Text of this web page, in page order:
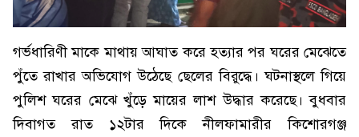
গর্ভধারিণী মাকে মাথায় আঘাত করে হত্যার পর ঘরের মেঝেতে
পুঁতে রাখার অভিযোগ উঠেছে ছেলের বিরুদ্ধে। ঘটনাস্থলে গিয়ে
পুলিশ ঘরের মেঝে খুঁড়ে মায়ের লাশ উদ্ধার করেছে। বুধবার
দিবাগত রাত ১২টার দিকে নীলফামারীর কিশোরগঞ্জ